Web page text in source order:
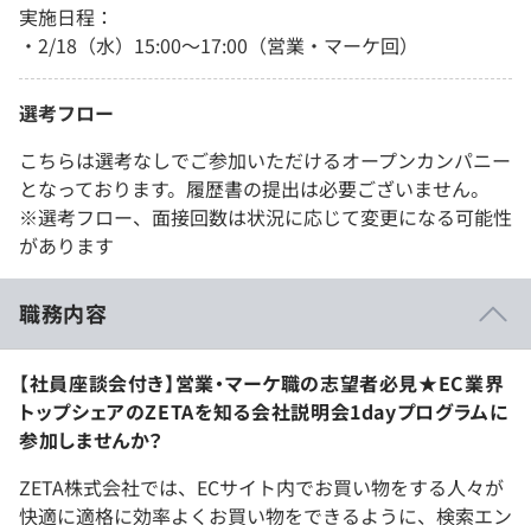
実施日程：
・2/18（水）15:00～17:00（営業・マーケ回）
選考フロー
こちらは選考なしでご参加いただけるオープンカンパニー
となっております。履歴書の提出は必要ございません。
※選考フロー、面接回数は状況に応じて変更になる可能性
があります
職務内容
【社員座談会付き】営業・マーケ職の志望者必見★EC業界
トップシェアのZETAを知る会社説明会1dayプログラムに
参加しませんか？
ZETA株式会社では、ECサイト内でお買い物をする人々が
快適に適格に効率よくお買い物をできるように、検索エン